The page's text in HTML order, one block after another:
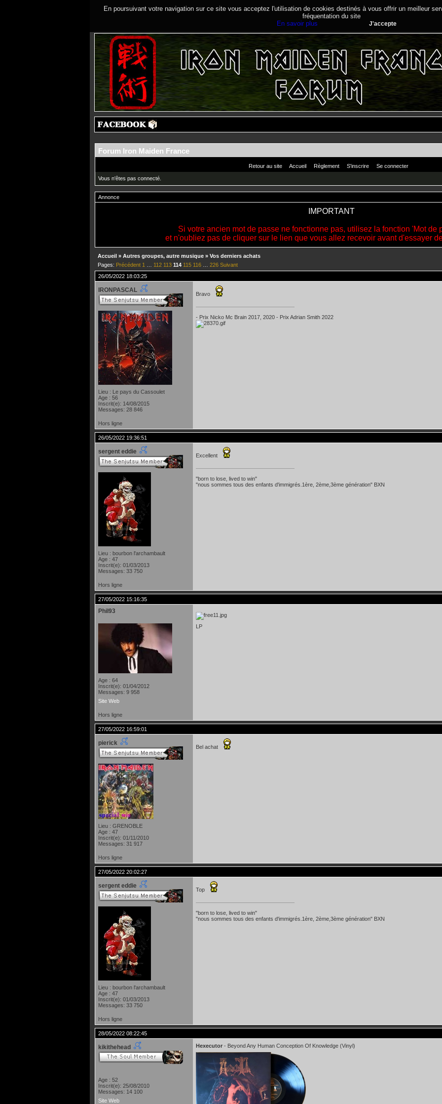
En poursuivant votre navigation sur ce site vous acceptez l'utilisation de cookies destinés à vous offrir un meilleur
fréquentation du site
En savoir plus
J'accepte
Forum Iron Maiden France
Retour au site Accueil Règlement S'inscrire Se connecter
Vous n'êtes pas connecté.
Annonce
IMPORTANT
Si votre ancien mot de passe ne fonctionne pas, utilisez la fonction 'Mot de
et n'oubliez pas de cliquer sur le lien que vous allez recevoir avant d'essayer
Accueil » Autres groupes, autre musique » Vos derniers achats
Pages: Précédent 1 112 113 114 115 116 226 Suivant
26/05/2022 18:03:25
IRONPASCAL
Lieu : Le pays du Cassoulet
Age : 56
Inscrit(e): 14/08/2015
Messages: 28 846
Bravo
- Prix Nicko Mc Brain 2017, 2020 - Prix Adrian Smith 2022
Hors ligne
26/05/2022 19:36:51
sergent eddie
Lieu : bourbon l'archambault
Age : 47
Inscrit(e): 01/03/2013
Messages: 33 750
Excellent
"born to lose, lived to win"
"nous sommes tous des enfants d'immigrés.1ère, 2ème,3ème génération" BXN
Hors ligne
27/05/2022 15:16:35
Phil93
Age : 64
Inscrit(e): 01/04/2012
Messages: 9 958
Site Web
LP
Hors ligne
27/05/2022 16:59:01
pierick
Lieu : GRENOBLE
Age : 47
Inscrit(e): 01/11/2010
Messages: 31 917
Bel achat
Hors ligne
27/05/2022 20:02:27
sergent eddie
Lieu : bourbon l'archambault
Age : 47
Inscrit(e): 01/03/2013
Messages: 33 750
Top
"born to lose, lived to win"
"nous sommes tous des enfants d'immigrés.1ère, 2ème,3ème génération" BXN
Hors ligne
28/05/2022 08:22:45
kikithehead
Age : 52
Inscrit(e): 25/08/2010
Messages: 14 100
Site Web
Hexecutor - Beyond Any Human Conception Of Knowledge (Vinyl)